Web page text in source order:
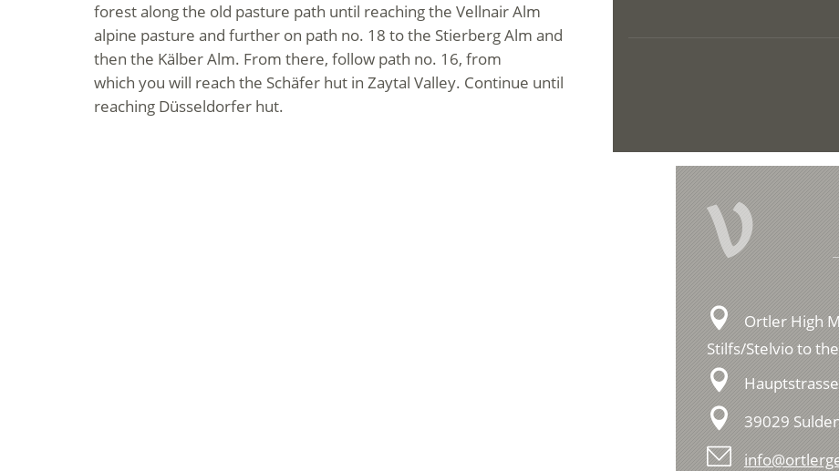
forest along the old pasture path until reaching the Vellnair Alm
alpine pasture and further on path no. 18 to the Stierberg Alm and
then the Kälber Alm. From there, follow path no. 16, from
which you will reach the Schäfer hut in Zaytal Valley. Continue until
reaching Düsseldorfer hut.
V
Ortler High
Stilfs/Stelvio to
39029